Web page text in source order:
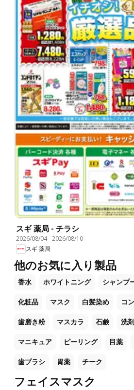
スギ 薬局 - チラシ
2026/08/04-2026/08/10
スギ 薬局
他のお気に入り製品
香水 ホワイトニング シャンプ
化粧品 マスク 白髪染め コ
歯磨き粉 マスカラ 石鹸 洗剤
マニキュア ピーリング 目薬
歯ブラシ 胃薬 チーク
フェイスマスク